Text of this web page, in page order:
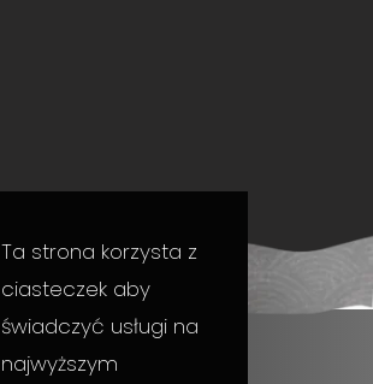
Ta strona korzysta z
ciasteczek aby
świadczyć usługi na
najwyższym